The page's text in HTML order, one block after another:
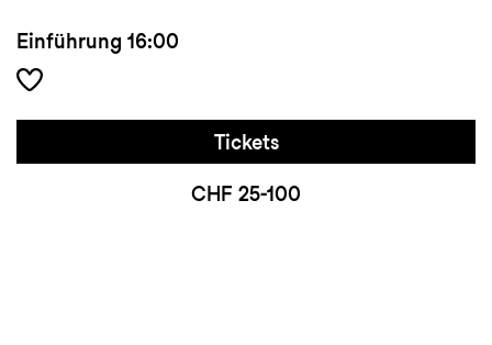
Einführung 16:00
Tickets
CHF 25-100